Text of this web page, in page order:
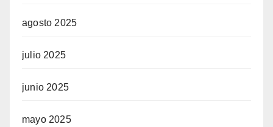
agosto 2025
julio 2025
junio 2025
mayo 2025